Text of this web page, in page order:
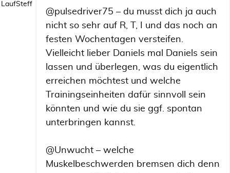
LaufSteff
@pulsedriver75 – du musst dich ja auch
nicht so sehr auf R, T, I und das noch an
festen Wochentagen versteifen.
Vielleicht lieber Daniels mal Daniels sein
lassen und überlegen, was du eigentlich
erreichen möchtest und welche
Trainingseinheiten dafür sinnvoll sein
könnten und wie du sie ggf. spontan
unterbringen kannst.
@Unwucht – welche
Muskelbeschwerden bremsen dich denn